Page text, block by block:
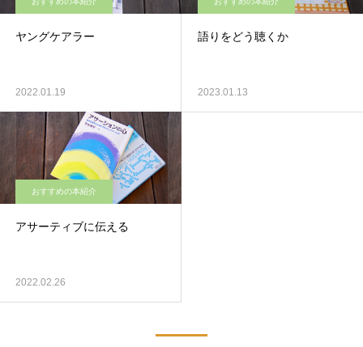
ヤングケアラー
2022.01.19
語りをどう聴くか
2023.01.13
おすすめの本紹介
アサーティブに伝える
2022.02.26